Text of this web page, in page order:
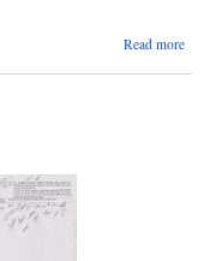
Read more